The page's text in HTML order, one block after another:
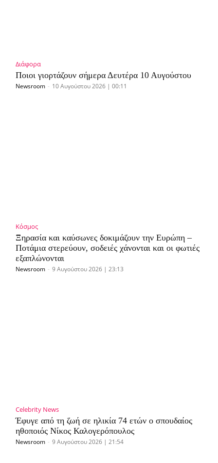
Διάφορα
Ποιοι γιορτάζουν σήμερα Δευτέρα 10 Αυγούστου
Newsroom - 10 Αυγούστου 2026 | 00:11
Κόσμος
Ξηρασία και καύσωνες δοκιμάζουν την Ευρώπη –
Ποτάμια στερεύουν, σοδειές χάνονται και οι φωτιές
εξαπλώνονται
Newsroom - 9 Αυγούστου 2026 | 23:13
Celebrity News
Έφυγε από τη ζωή σε ηλικία 74 ετών ο σπουδαίος
ηθοποιός Νίκος Καλογερόπουλος
Newsroom - 9 Αυγούστου 2026 | 21:54